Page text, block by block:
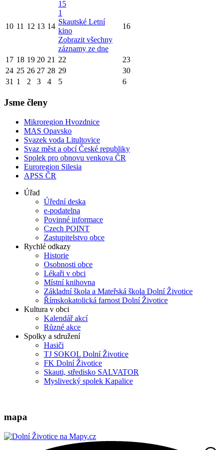
10 11 12 13 14
15
1
Skautské Letní
kino
Zobrazit všechny
záznamy ze dne
16
17 18 19 20 21 22
23
24 25 26 27 28 29
30
31 1 2 3 4 5 6
Jsme členy
Mikroregion Hvozdnice
MAS Opavsko
Svazek voda Litultovice
Svaz měst a obcí České republiky
Spolek pro obnovu venkova ČR
Euroregion Silesia
APSS ČR
Úřad
Úřední deska
e-podatelna
Povinné informace
Czech POINT
Zastupitelstvo obce
Rychlé odkazy
Historie
Osobnosti obce
Lékaři v obci
Místní knihovna
Základní škola a Mateřská škola Dolní Životice
Římskokatolická farnost Dolní Životice
Kultura v obci
Kalendář akcí
Různé akce
Spolky a sdružení
Hasiči
TJ SOKOL Dolní Životice
FK Dolní Životice
Skauti, středisko SALVATOR
Myslivecký spolek Kapalice
mapa